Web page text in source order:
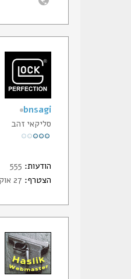
bnsagi
סליקאי זהב
הודעות:
הצטרף: